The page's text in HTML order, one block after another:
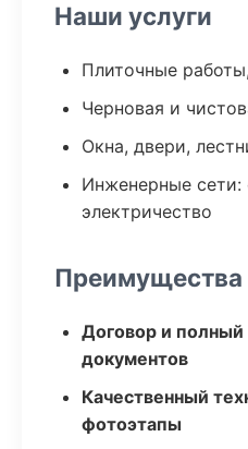
Наши услуги
Плиточные
Черновая и
Окна, двери,
Инженерные сети:
электричество
Преимущества
Договор и
документов
Качественный
фотоэтапы